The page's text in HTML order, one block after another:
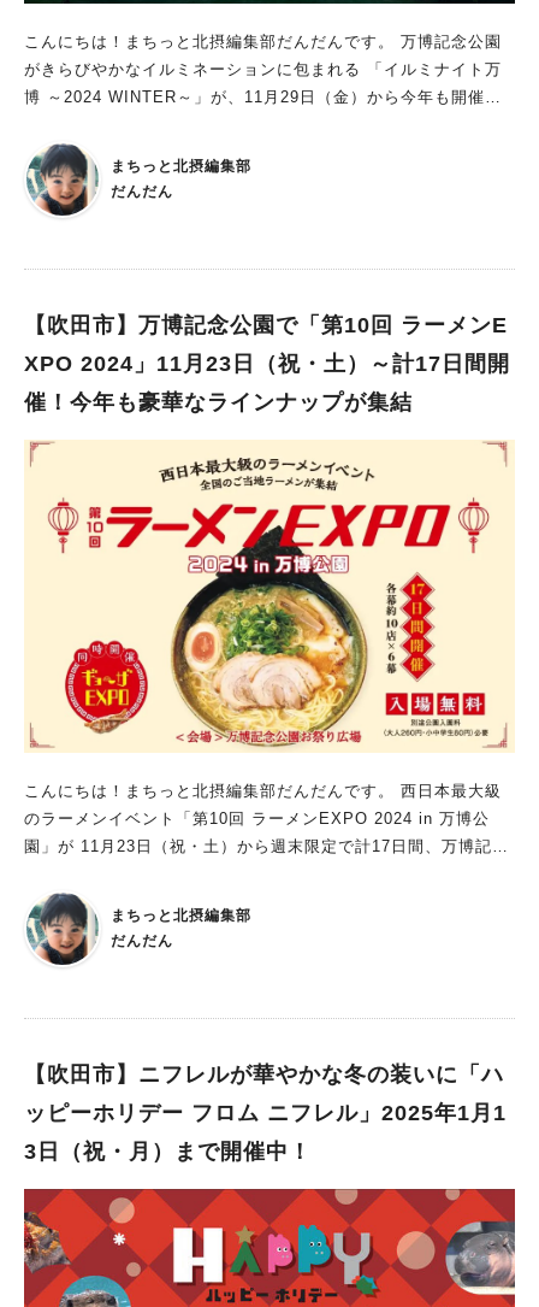
こんにちは！まちっと北摂編集部だんだんです。 万博記念公園
がきらびやかなイルミネーションに包まれる 「イルミナイト万
博 ～2024 WINTER～」が、11月29日（金）から今年も開催さ
ングで彩る 太陽の塔を中心に、色とりどりの光が冬の万博記念
公園を彩る同イベント。 開催期間は11月29日(金)～12月22日
(日) の金・土・日、12月28日(土)・29日(日)・30日(月)の計15日
「新たな光のアートサイエンス」作品を共創します。 いつも見
けでワクワクしますね♪ イルミナイト万博の開催日には、太陽の
塔も開館時間を午後7時（最終受付は午後6時30分）まで延長し
みては（別途入館料が必要、予約優先）。 そして今年も全国の
有名ラーメン店が集結する「第10回 ラーメンEXPO 2024 in 万
博公園」がお祭り広場にて同時開催！ イルミネーションでロマ
ンチックな雰囲気に浸りながら、 おいしいラーメンを食べて、
心も体もほっこり温まりたいですね。 万博記念公園で特別な冬
の夜を、思う存分に楽しんでください！ 【イルミナイト万博の
まちっと北摂編集部
だんだん
【吹田市】万博記念公園で「第10回 ラーメンE
XPO 2024」11月23日（祝・土）～計17日間開
催！今年も豪華なラインナップが集結
こんにちは！まちっと北摂編集部だんだんです。 西日本最大級
のラーメンイベント「第10回 ラーメンEXPO 2024 in 万博公
園」が 11月23日（祝・土）から週末限定で計17日間、万博記念
集結！寒い冬においしいラーメンでほっこり温まりませんか？
全国から選りすぐりのラーメン店約60店舗が大集合！ 11月23日
（祝・土）～12月30日（月）の週末限定で計17日間、 全国から
日（日） 【第3幕】 12月6日（金）～8日（日） 【第4幕】 12月
（日） 【第6幕】12月28日（土）～30日（月）の6幕に分けて行
われ、各幕約10店舗出店します。 醤油、味噌、とんこつ、塩、
スタミナラーメンなど種類も豊富なので、好みの味が見つかりそ
う♪ 期間によって出店する店舗が違うので、 事前にラーメンEX
POのホームページでチェックしましょう。 人気店から隠れた名
店まで豪華なラインナップがそろい、 どの期間に参加しようか
まちっと北摂編集部
だんだん
【吹田市】ニフレルが華やかな冬の装いに「ハ
ッピーホリデー フロム ニフレル」2025年1月1
3日（祝・月）まで開催中！